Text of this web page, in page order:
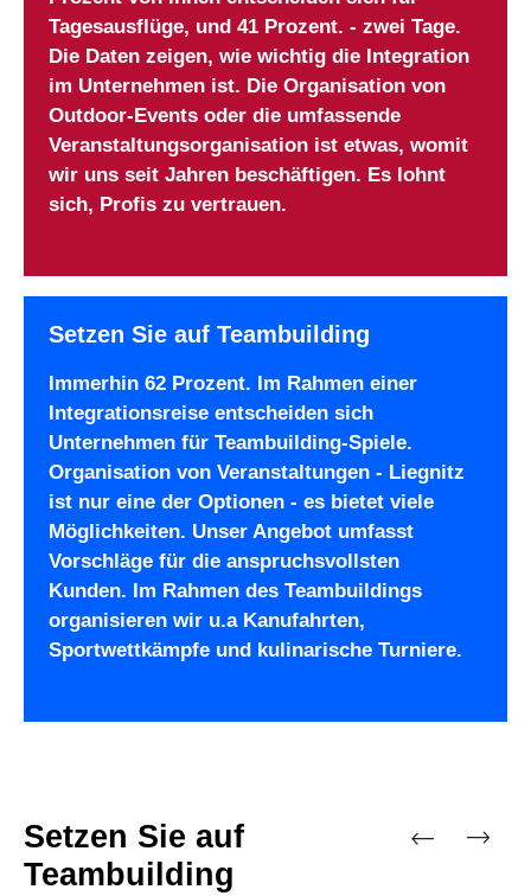
Tagesausflüge, und 41 Prozent. - zwei Tage.
Die Daten zeigen, wie wichtig die Integration
im Unternehmen ist. Die Organisation von
Outdoor-Events oder die umfassende
Veranstaltungsorganisation ist etwas, womit
wir uns seit Jahren beschäftigen. Es lohnt
sich, Profis zu vertrauen.
Setzen Sie auf Teambuilding
Immerhin 62 Prozent. Im Rahmen einer
Integrationsreise entscheiden sich
Unternehmen für Teambuilding-Spiele.
Organisation von Veranstaltungen - Liegnitz
ist nur eine der Optionen - es bietet viele
Möglichkeiten. Unser Angebot umfasst
Vorschläge für die anspruchsvollsten
Kunden. Im Rahmen des Teambuildings
organisieren wir u.a Kanufahrten,
Sportwettkämpfe und kulinarische Turniere.
Setzen Sie auf
Teambuilding